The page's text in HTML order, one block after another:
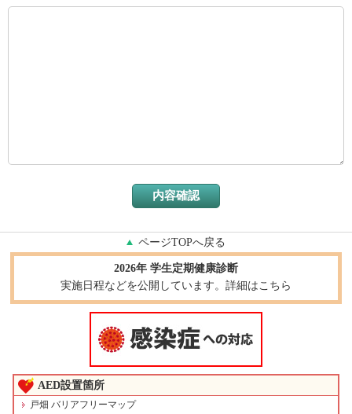
ページTOPへ戻る
2026年 学生定期健康診断
実施日程などを公開しています。詳細はこちら
AED設置箇所
戸畑 バリアフリーマップ